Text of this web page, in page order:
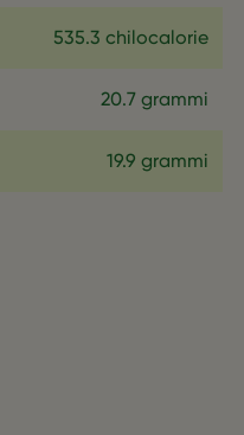
535.3 chilocalorie
20.7 grammi
19.9 grammi